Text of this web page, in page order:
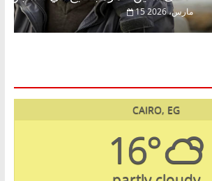
15 مارس، 2026
CAIRO, EG
16°